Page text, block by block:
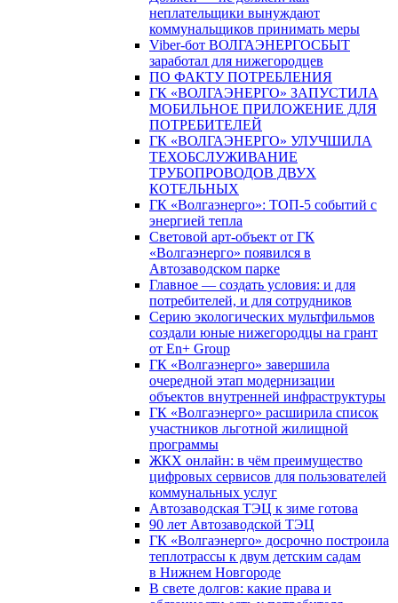
неплательщики вынуждают
коммунальщиков принимать меры
Viber-бот ВОЛГАЭНЕРГОСБЫТ
заработал для нижегородцев
ПО ФАКТУ ПОТРЕБЛЕНИЯ
ГК «ВОЛГАЭНЕРГО» ЗАПУСТИЛА
МОБИЛЬНОЕ ПРИЛОЖЕНИЕ ДЛЯ
ПОТРЕБИТЕЛЕЙ
ГК «ВОЛГАЭНЕРГО» УЛУЧШИЛА
ТЕХОБСЛУЖИВАНИЕ
ТРУБОПРОВОДОВ ДВУХ
КОТЕЛЬНЫХ
ГК «Волгаэнерго»: ТОП-5 событий с
энергией тепла
Световой арт-объект от ГК
«Волгаэнерго» появился в
Автозаводском парке
Главное — создать условия: и для
потребителей, и для сотрудников
Серию экологических мультфильмов
создали юные нижегородцы на грант
от En+ Group
ГК «Волгаэнерго» завершила
очередной этап модернизации
объектов внутренней инфраструктуры
ГК «Волгаэнерго» расширила список
участников льготной жилищной
программы
ЖКХ онлайн: в чём преимущество
цифровых сервисов для пользователей
коммунальных услуг
Автозаводская ТЭЦ к зиме готова
90 лет Автозаводской ТЭЦ
ГК «Волгаэнерго» досрочно построила
теплотрассы к двум детским садам
в Нижнем Новгороде
В свете долгов: какие права и